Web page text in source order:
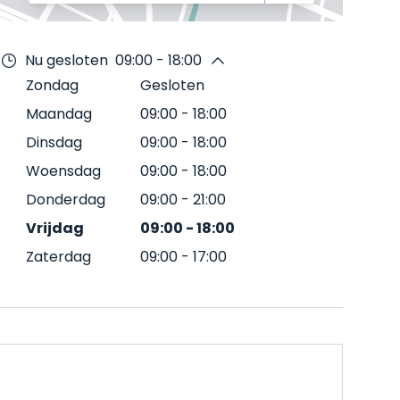
Nu gesloten 09:00 - 18:00
Zondag
Gesloten
Maandag
09:00 - 18:00
Dinsdag
09:00 - 18:00
Woensdag
09:00 - 18:00
Donderdag
09:00 - 21:00
Vrijdag
09:00 -18:00
Zaterdag
09:00 - 17:00